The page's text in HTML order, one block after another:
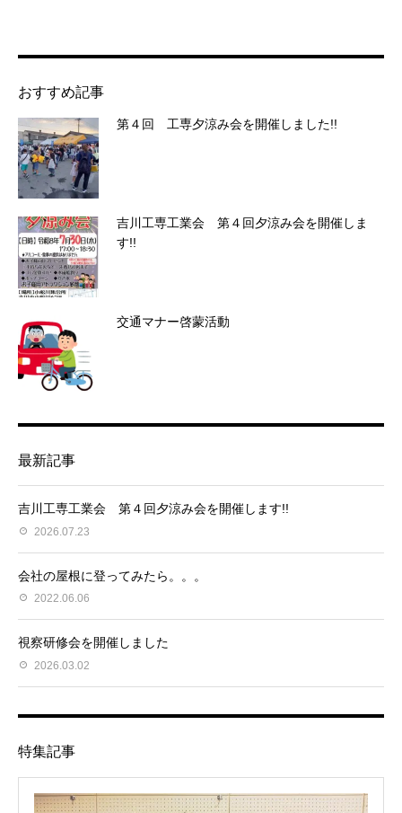
おすすめ記事
第４回 工専夕涼み会を開催しました!!
吉川工専工業会 第４回夕涼み会を開催しま
す!!
交通マナー啓蒙活動
最新記事
吉川工専工業会 第４回夕涼み会を開催します!!
2026.07.23
会社の屋根に登ってみたら。。。
2022.06.06
視察研修会を開催しました
2026.03.02
特集記事